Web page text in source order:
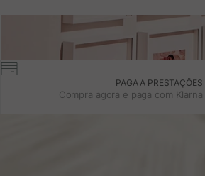
PAGA A PRESTAÇÕES
Compra agora e paga com Klarna